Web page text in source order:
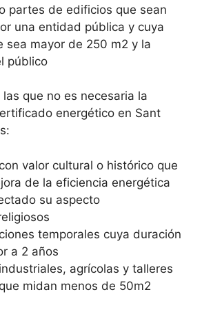
partes de edificios que sean
una entidad pública y cuya
sea mayor de 250 m2 y la
público
las que no es necesaria la
energético en Sant
valor cultural o histórico que
de la eficiencia energética
su aspecto
temporales cuya duración
a 2 años
agrícolas y talleres
midan menos de 50m2